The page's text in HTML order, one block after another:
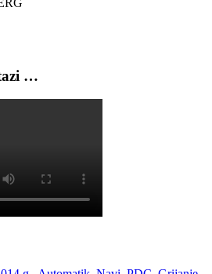
…